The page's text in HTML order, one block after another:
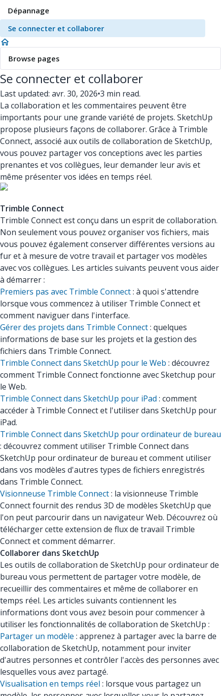
Dépannage
Se connecter et collaborer
Browse pages
Se connecter et collaborer
Last updated: avr. 30, 2026•3 min read.
La collaboration et les commentaires peuvent être
importants pour une grande variété de projets. SketchUp
propose plusieurs façons de collaborer. Grâce à Trimble
Connect, associé aux outils de collaboration de SketchUp,
vous pouvez partager vos conceptions avec les parties
prenantes et vos collègues, leur demander leur avis et
même présenter vos idées en temps réel.
Trimble Connect
Trimble Connect est conçu dans un esprit de collaboration.
Non seulement vous pouvez organiser vos fichiers, mais
vous pouvez également conserver différentes versions au
fur et à mesure de votre travail et partager vos modèles
avec vos collègues. Les articles suivants peuvent vous aider
à démarrer :
Premiers pas avec Trimble Connect: à quoi s'attendre
lorsque vous commencez à utiliser Trimble Connect et
comment naviguer dans l'interface.
Gérer des projets dans Trimble Connect: quelques
informations de base sur les projets et la gestion des
fichiers dans Trimble Connect.
Trimble Connect dans SketchUp pour le Web : découvrez
comment Trimble Connect fonctionne avec Sketchup pour
le Web.
Trimble Connect dans SketchUp pour iPad : comment
accéder à Trimble Connect et l'utiliser dans SketchUp pour
iPad.
Trimble Connect dans SketchUp pour ordinateur de bureau
: découvrez comment utiliser Trimble Connect dans
SketchUp pour ordinateur de bureau et comment utiliser
dans vos modèles d'autres types de fichiers enregistrés
dans Trimble Connect.
Visionneuse Trimble Connect: la visionneuse Trimble
Connect fournit des rendus 3D de modèles SketchUp que
l'on peut parcourir dans un navigateur Web. Découvrez où
télécharger cette extension de flux de travail Trimble
Connect et comment démarrer.
Collaborer dans SketchUp
Les outils de collaboration de SketchUp pour ordinateur de
bureau vous permettent de partager votre modèle, de
recueillir des commentaires et même de collaborer en
temps réel. Les articles suivants contiennent les
informations dont vous avez besoin pour commencer à
utiliser les fonctionnalités de collaboration de SketchUp :
Partager un modèle : apprenez à partager avec la barre de
collaboration de SketchUp, notamment pour inviter
d'autres personnes et contrôler l'accès des personnes avec
lesquelles vous avez partagé.
Visualisation en temps réel : lorsque vous partagez un